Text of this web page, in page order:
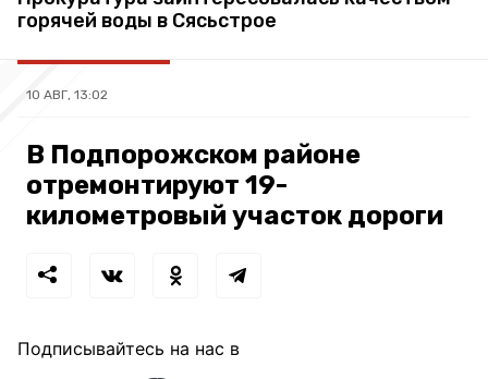
горячей воды в Сясьстрое
10 АВГ, 13:02
В Подпорожском районе
отремонтируют 19-
километровый участок дороги
Подписывайтесь на нас в